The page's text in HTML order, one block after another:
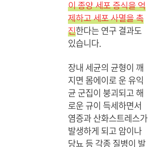
이 종양 세포 증식을 억
제하고 세포 사멸을 촉
진한다는 연구 결과도
있습니다.
장내 세균의 균형이 깨
지면 몸에이로 운 유익
균 군집이 붕괴되고 해
로운 규이 득세하면서
염증과 산화스트레스가
발생하게 되고 암이나
당뇨 등 각종 질병이 발